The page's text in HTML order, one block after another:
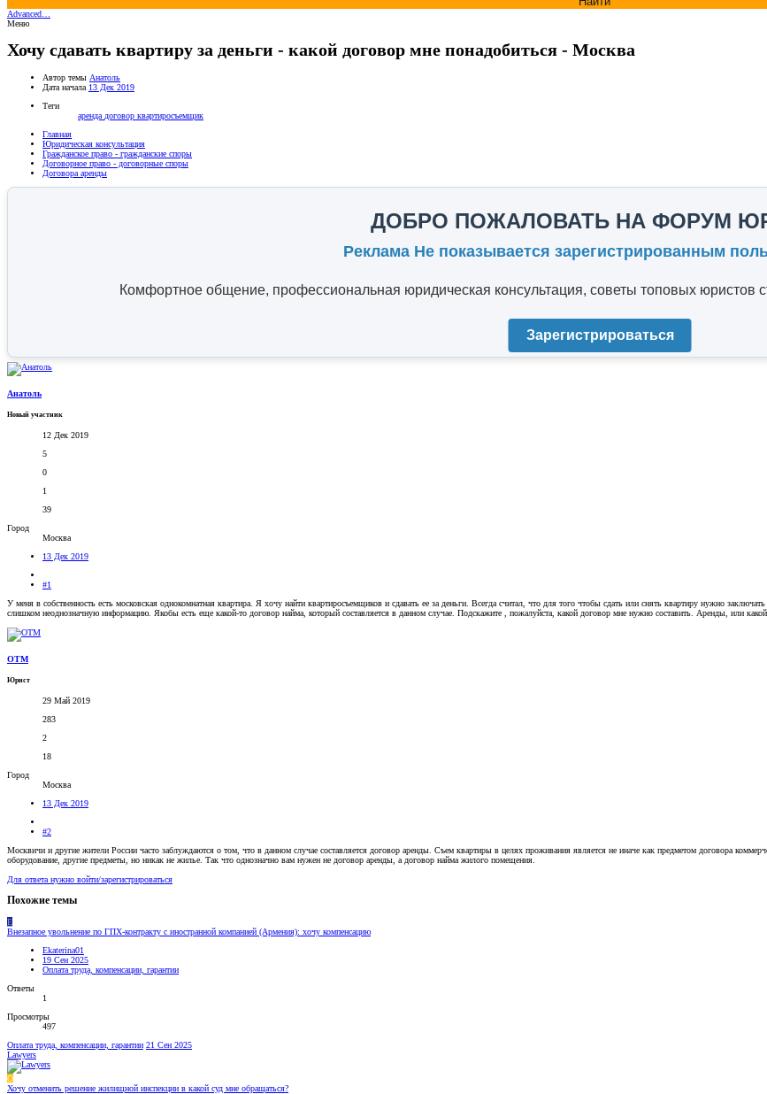
Advanced…
Меню
Хочу сдавать квартиру за деньги - какой договор мне понадобиться - Москва
Автор темы Анатоль
Дата начала 13 Дек 2019
Теги
аренда договор квартиросъемщик
Главная
Юридическая консультация
Гражданское право - гражданские споры
Договорное право - договорные споры
Договора аренды
ДОБРО ПОЖАЛОВАТЬ НА ФОРУМ
Реклама Не показывается зарегистрированным
Комфортное общение, профессиональная юридическая консультация, советы топовых юристов
Зарегистрироваться
Анатоль
Новый участник
12 Дек 2019
5
0
1
39
Город
Москва
13 Дек 2019
#1
У меня в собственность есть московская однокомнатная квартира. Я хочу найти квартиросъемщиков и сдавать ее за деньги. Всегда считал, что для того чтобы сдать или снять квартиру нужно
слишком неоднозначную информацию. Якобы есть еще какой-то договор найма, который составляется в данном случае. Подскажите , пожалуйста, какой договор мне нужно составить. Аренды, или
OTM
Юрист
29 Май 2019
283
2
18
Город
Москва
13 Дек 2019
#2
Москвичи и другие жители России часто заблуждаются о том, что в данном случае составляется договор аренды. Съем квартиры в целях проживания является не иначе как предметом договора
оборудование, другие предметы, но никак не жилье. Так что однозначно вам нужен не договор аренды, а договор найма жилого помещения.
Для ответа нужно войти/зарегистрироваться
Похожие темы
E
Внезапное увольнение по ГПХ-контракту с иностранной компанией (Армения): хочу компенсацию
Ekaterina01
19 Сен 2025
Оплата труда, компенсации, гарантии
Ответы
1
Просмотры
497
Оплата труда, компенсации, гарантии 21 Сен 2025
Lawyers
O
Хочу отменить решение жилищной инспекции в какой суд мне обращаться?